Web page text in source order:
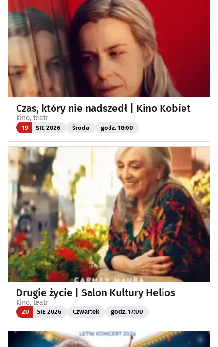
Czas, który nie nadszedł | Kino Kobiet
Kino, teatr
19 SIE 2026 Środa godz. 18:00
Drugie życie | Salon Kultury Helios
Kino, teatr
20 SIE 2026 Czwartek godz. 17:00